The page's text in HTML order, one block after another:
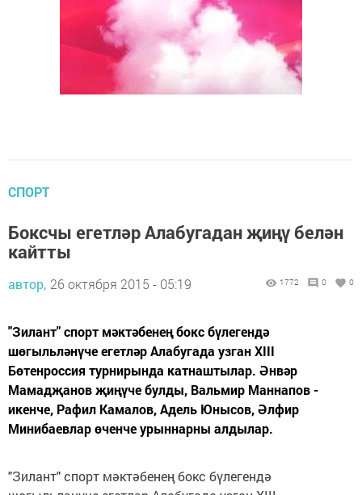
СПОРТ
Боксчы егетләр Алабугадан җиңү белән
кайтты
автор, 26 октября 2015 - 05:19 1772 0 0
"Зилант" спорт мәктәбенең бокс бүлегендә
шөгыльләнүче егетләр Алабугада узган XIII
Бөтенроссия турнирында катнаштылар. Әнвәр
Мамадҗанов җиңүче булды, Вальмир Маннапов -
икенче, Рафил Камалов, Адель Юнысов, Әлфир
Минибаевлар өченче урыннарны алдылар.
"Зилант" спорт мәктәбенең бокс бүлегендә